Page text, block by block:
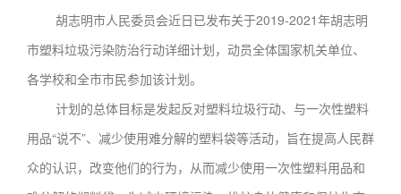
胡志明市人民委员会近日已发布关于2019-2021年胡志明
市塑料垃圾污染防治行动详细计划，动员全体国家机关单位、
各学校和全市市民参加该计划。
计划的总体目标是发起反对塑料垃圾行动、与一次性塑料
用品“说不”、减少使用难分解的塑料袋等活动，旨在提高人民群
众的认识，改变他们的行为，从而减少使用一次性塑料用品和